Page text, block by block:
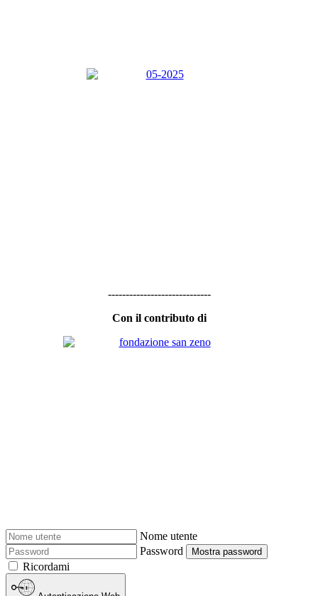
-----------------------------
Con il contributo di
Nome utente
Password
Mostra password
Ricordami